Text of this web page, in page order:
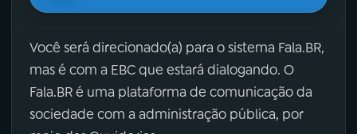
Você será direcionado(a) para o sistema Fala.BR,
mas é com a EBC que estará dialogando. O
Fala.BR é uma plataforma de comunicação da
sociedade com a administração pública, por